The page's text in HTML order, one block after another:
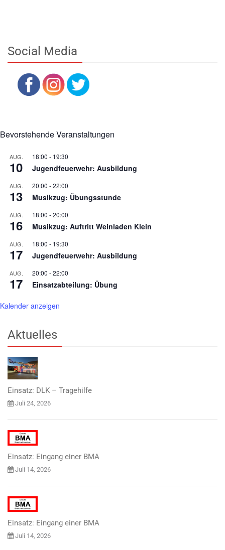
Social Media
Bevorstehende Veranstaltungen
AUG.
10
18:00 - 19:30
Jugendfeuerwehr: Ausbildung
AUG.
13
20:00 -22:00
Musikzug: Übungsstunde
AUG.
16
18:00 -20:00
Musikzug: Auftritt Weinladen Klein
AUG.
17
18:00 - 19:30
Jugendfeuerwehr: Ausbildung
AUG.
17
20:00 -22:00
Einsatzabteilung: Übung
Kalender anzeigen
Aktuelles
Einsatz: DLK – Tragehilfe
Juli 24, 2026
Einsatz: Eingang einer BMA
Juli 14, 2026
Einsatz: Eingang einer BMA
Juli 14, 2026